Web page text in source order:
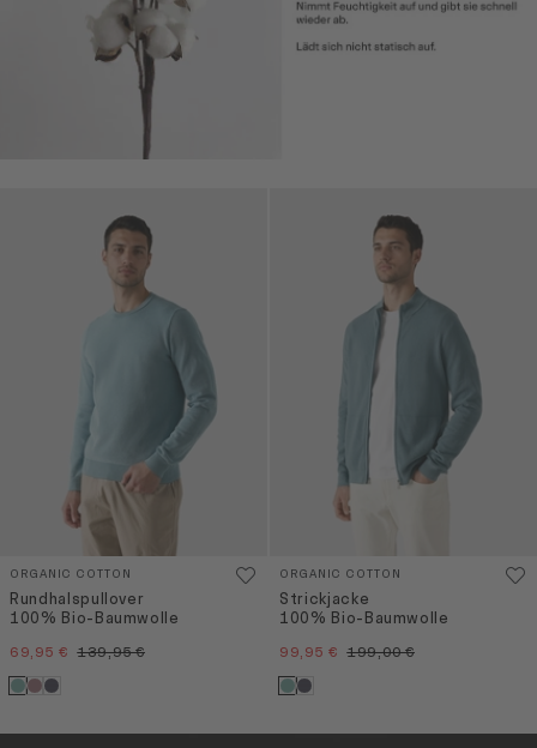
ORGANIC COTTON
Rundhalspullover
100% Bio-Baumwolle
69,95 € 139,95 €
ORGANIC COTTON
Strickjacke
100% Bio-Baumwolle
99,95 € 199,00 €